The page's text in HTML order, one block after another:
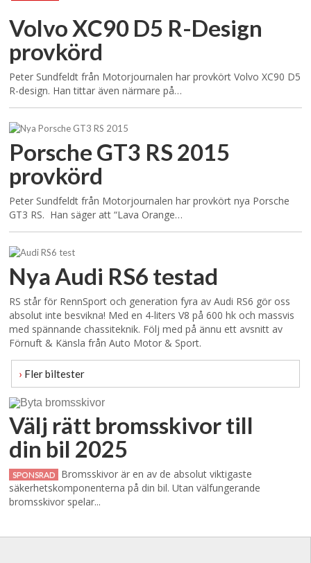
Volvo XC90 D5 R-Design
provkörd
Peter Sundfeldt från Motorjournalen har provkört Volvo XC90 D5
R-design. Han tittar även närmare på…
Porsche GT3 RS 2015
provkörd
Peter Sundfeldt från Motorjournalen har provkört nya Porsche
GT3 RS. Han säger att “Lava Orange…
Nya Audi RS6 testad
RS står för RennSport och generation fyra av Audi RS6 gör oss
absolut inte besvikna! Med en 4-liters V8 på 600 hk och massvis
med spännande chassiteknik. Följ med på ännu ett avsnitt av
Förnuft & Känsla från Auto Motor & Sport.
› Fler biltester
Välj rätt bromsskivor till
din bil 2025
SPONSRAD
Bromsskivor är en av de absolut viktigaste
säkerhetskomponenterna på din bil. Utan välfungerande
bromsskivor spelar...